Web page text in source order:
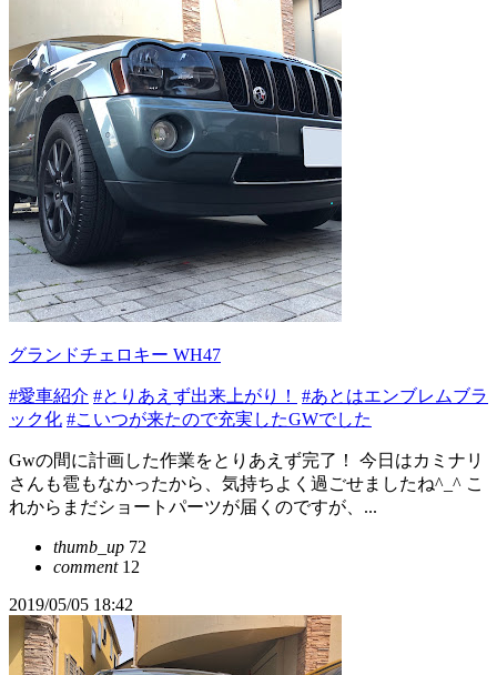
グランドチェロキー WH47
#愛車紹介 #とりあえず出来上がり！
#あとはエンブレムブラ
ック化 #こいつが来たので充実したGWでした
Gwの間に計画した作業をとりあえず完了！ 今日はカミナリ
さんも雹もなかったから、気持ちよく過ごせましたね^_^ こ
れからまだショートパーツが届くのですが、...
thumb_up 72
comment12
2019/05/05 18:42